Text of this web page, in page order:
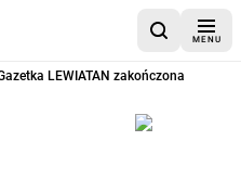
MENU
LEWIATAN zakończona